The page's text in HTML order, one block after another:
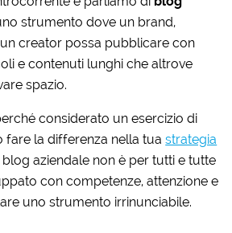
strumento dove un brand,
un creator possa pubblicare con
e contenuti lunghi che altrove
spazio.
considerato un esercizio di
fare la differenza nella tuastrategia
blog aziendale non è per tutti e tutte
con competenze, attenzione e
uno strumento irrinunciabile.